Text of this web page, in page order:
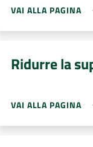
VAI ALLA PAGINA
Ridurre la
VAI ALLA PAGINA